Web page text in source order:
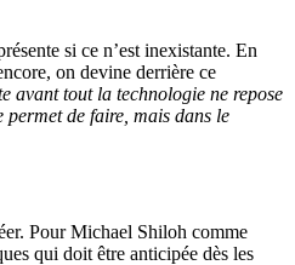
si ce n’est inexistante. En
on devine derrière ce
avant tout la technologie ne repose
permet de faire, mais dans le
Pour Michael Shiloh comme
qui doit être anticipée dès les